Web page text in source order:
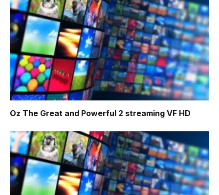
Oz The Great and Powerful 2 streaming VF HD